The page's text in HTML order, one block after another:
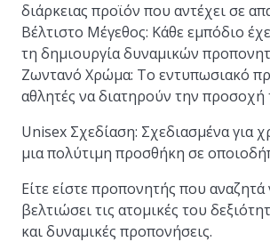
διάρκειας προϊόν που αντέχει σε
Βέλτιστο Μέγεθος: Κάθε εμπόδιο
τη δημιουργία δυναμικών
Ζωντανό Χρώμα: Το εντυπωσιακό
αθλητές να διατηρούν την
Unisex Σχεδίαση: Σχεδιασμένα για
μια πολύτιμη προσθήκη σε
Είτε είστε προπονητής που
βελτιώσει τις ατομικές του
και δυναμικές προπονήσεις.